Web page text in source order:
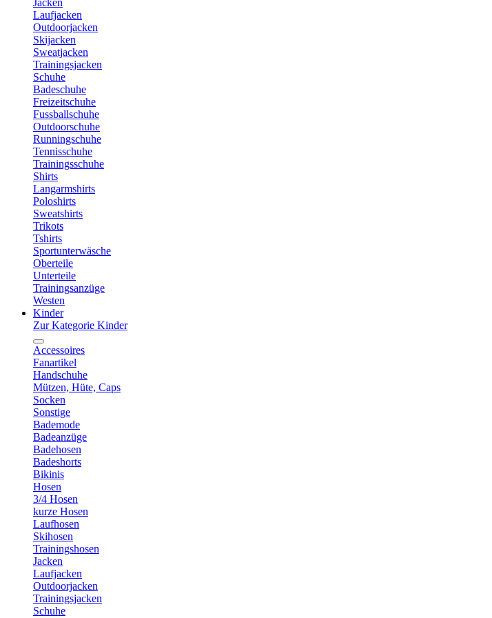
Jacken
Laufjacken
Outdoorjacken
Skijacken
Sweatjacken
Trainingsjacken
Schuhe
Badeschuhe
Freizeitschuhe
Fussballschuhe
Outdoorschuhe
Runningschuhe
Tennisschuhe
Trainingsschuhe
Shirts
Langarmshirts
Poloshirts
Sweatshirts
Trikots
Tshirts
Sportunterwäsche
Oberteile
Unterteile
Trainingsanzüge
Westen
Kinder
Zur Kategorie Kinder
Accessoires
Fanartikel
Handschuhe
Mützen, Hüte, Caps
Socken
Sonstige
Bademode
Badeanzüge
Badehosen
Badeshorts
Bikinis
Hosen
3/4 Hosen
kurze Hosen
Laufhosen
Skihosen
Trainingshosen
Jacken
Laufjacken
Outdoorjacken
Trainingsjacken
Schuhe